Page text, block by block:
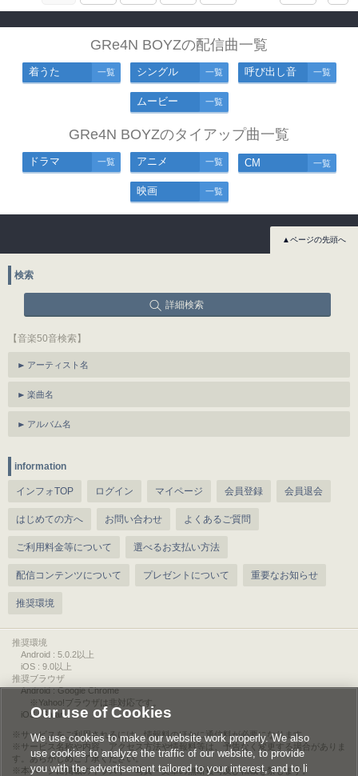
GRe4N BOYZの配信曲一覧
着うた 一覧 シングル 一覧 呼び出し音 一覧
ムービー 一覧
GRe4N BOYZのタイアップ曲一覧
ドラマ 一覧 アニメ 一覧 CM 一覧
映画 一覧
▲ページの先頭へ
検索
詳細検索
【音楽50音検索】
アーティスト名
楽曲名
アルバム名
information
インフォTOP ログイン マイページ 会員登録 会員退会
はじめての方へ お問い合わせ よくあるご質問
ご利用料金等について 選べるお支払い方法
配信コンテンツについて プレゼントについて 重要なお知らせ
推奨環境
推奨環境
Android : 5.0.2以上
iOS : 9.0以上
推奨ブラウザ
Android : Google Chrome
※Yahoo!ブラウザは非対応です。
iOS : Safari
サービスをご利用されるには、情報料のほかに通信料が必要になります。
サービス名称や内容、アクセス方法や情報料等は、予告なく変更する場合がありま
す。あらかじめご了承ください。
本ページに掲載のイラスト・写真・文章の無断複写及び転載を禁じます。
Our use of Cookies
We use cookies to make our website work properly. We also
use cookies to analyze the traffic of our website, to provide
you with the advertisement tailored to your interest, and to li